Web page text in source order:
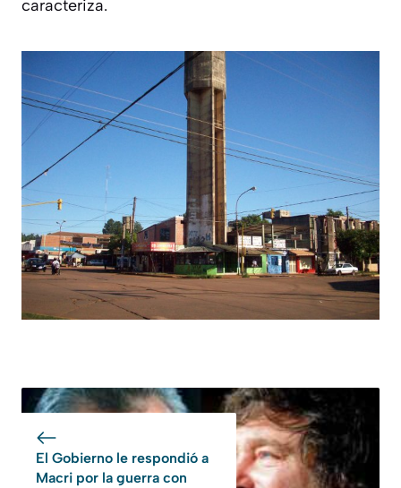
caracteriza.
El Gobierno le respondió a
Macri por la guerra con